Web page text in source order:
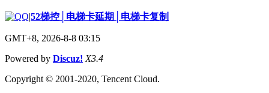
|52梯控│电梯卡延期│电梯卡复制
GMT+8, 2026-8-8 03:15
Powered by Discuz! X3.4
Copyright © 2001-2020, Tencent Cloud.